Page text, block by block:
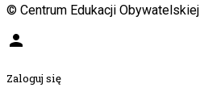
© Centrum Edukacji Obywatelskiej
person
Zaloguj się